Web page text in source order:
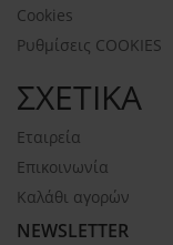
Cookies
Ρυθμίσεις COOKIES
ΣΧΕΤΙΚΑ
Εταιρεία
Επικοινωνία
Καλάθι αγορών
NEWSLETTER